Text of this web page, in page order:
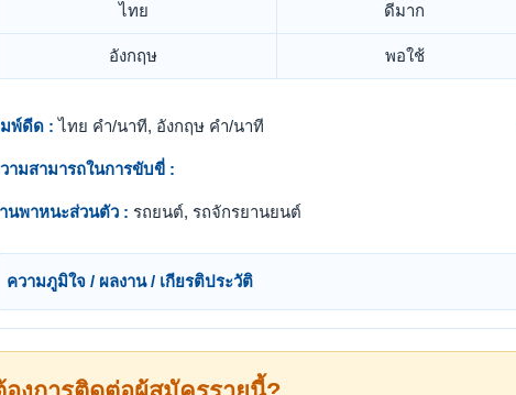
ไทย ดีมาก
อังกฤษ พอใช้
พ์ดีด : ไทย คำ/นาที, อังกฤษ คำ/นาที
ามสามารถในการขับขี่ :
นพาหนะส่วนตัว : รถยนต์, รถจักรยานยนต์
ความภูมิใจ / ผลงาน / เกียรติประวัติ